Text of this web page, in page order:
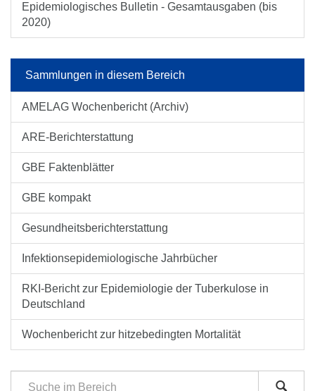
Epidemiologisches Bulletin - Gesamtausgaben (bis
2020)
Sammlungen in diesem Bereich
AMELAG Wochenbericht (Archiv)
ARE-Berichterstattung
GBE Faktenblätter
GBE kompakt
Gesundheitsberichterstattung
Infektionsepidemiologische Jahrbücher
RKI-Bericht zur Epidemiologie der Tuberkulose in
Deutschland
Wochenbericht zur hitzebedingten Mortalität